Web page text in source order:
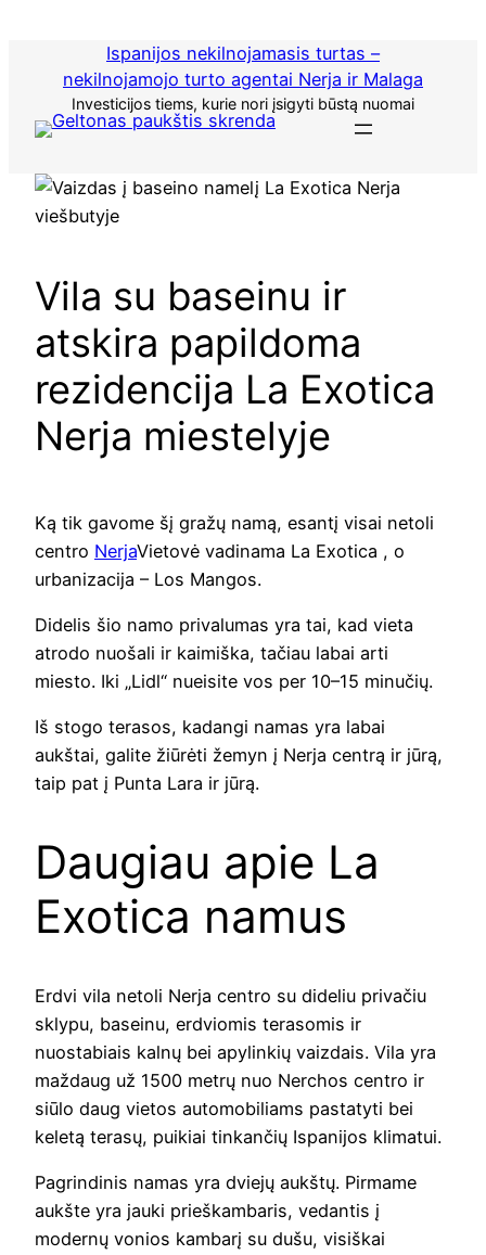
Ispanijos nekilnojamasis turtas –
nekilnojamojo turto agentai Nerja ir Malaga
Investicijos tiems, kurie nori įsigyti būstą nuomai
Vila su baseinu ir
atskira papildoma
rezidencija La Exotica
Nerja miestelyje
Ką tik gavome šį gražų namą, esantį visai netoli
centro NerjaVietovė vadinama La Exotica , o
urbanizacija – Los Mangos.
Didelis šio namo privalumas yra tai, kad vieta
atrodo nuošali ir kaimiška, tačiau labai arti
miesto. Iki „Lidl“ nueisite vos per 10–15 minučių.
Iš stogo terasos, kadangi namas yra labai
aukštai, galite žiūrėti žemyn į Nerja centrą ir jūrą,
taip pat į Punta Lara ir jūrą.
Daugiau apie La
Exotica namus
Erdvi vila netoli Nerja centro su dideliu privačiu
sklypu, baseinu, erdviomis terasomis ir
nuostabiais kalnų bei apylinkių vaizdais. Vila yra
maždaug už 1500 metrų nuo Nerchos centro ir
siūlo daug vietos automobiliams pastatyti bei
keletą terasų, puikiai tinkančių Ispanijos klimatui.
Pagrindinis namas yra dviejų aukštų. Pirmame
aukšte yra jauki prieškambaris, vedantis į
modernų vonios kambarį su dušu, visiškai